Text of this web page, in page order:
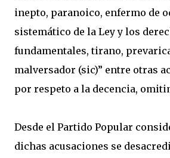
inepto, paranoico, enfermo de
sistemático de la Ley y los
fundamentales, tirano,
malversador (sic)” entre otras
por respeto a la decencia,
Desde el Partido Popular
dichas acusaciones se